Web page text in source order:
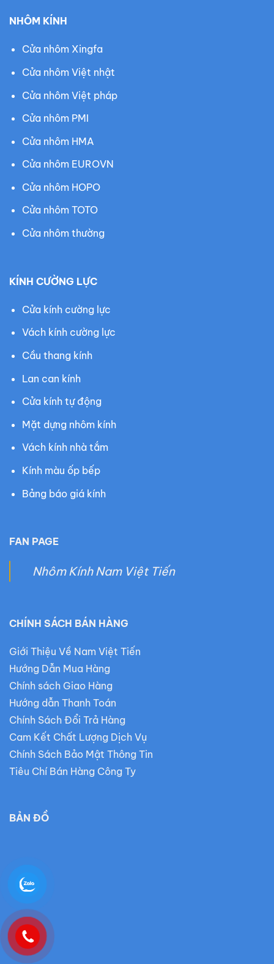
NHÔM KÍNH
Cửa nhôm Xingfa
Cửa nhôm Việt nhật
Cửa nhôm Việt pháp
Cửa nhôm PMI
Cửa nhôm HMA
Cửa nhôm EUROVN
Cửa nhôm HOPO
Cửa nhôm TOTO
Cửa nhôm thường
KÍNH CƯỜNG LỰC
Cửa kính cường lực
Vách kính cường lực
Cầu thang kính
Lan can kính
Cửa kính tự động
Mặt dựng nhôm kính
Vách kính nhà tắm
Kính màu ốp bếp
Bảng báo giá kính
FAN PAGE
Nhôm Kính Nam Việt Tiến
CHÍNH SÁCH BÁN HÀNG
Giới Thiệu Về Nam Việt Tiến
Hướng Dẫn Mua Hàng
Chính sách Giao Hàng
Hướng dẫn Thanh Toán
Chính Sách Đổi Trả Hàng
Cam Kết Chất Lượng Dịch Vụ
Chính Sách Bảo Mật Thông Tin
Tiêu Chí Bán Hàng Công Ty
BẢN ĐỒ